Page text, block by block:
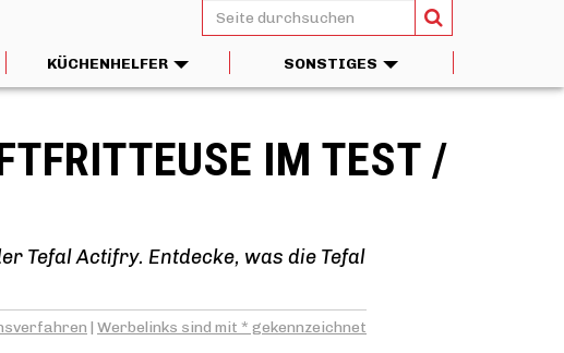
KÜCHENHELFER SONSTIGES
IM TEST / V
Tefal Actifry. Entdecke, was die Tefal
| Werbelinks sind mit * gekennzeichnet